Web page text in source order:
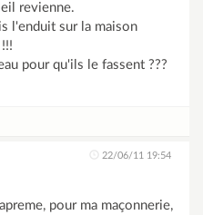
revienne.
l'enduit sur la maison
pour qu'ils le fassent ???
22/06/11 19:54
pour ma maçonnerie,